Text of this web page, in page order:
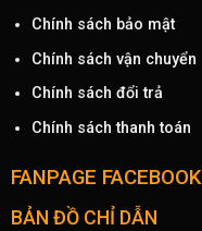
Chính sách bảo mật
Chính sách vận chuyển
Chính sách đổi trả
Chính sách thanh toán
FANPAGE FACEBOOK
BẢN ĐỒ CHỈ DẪN